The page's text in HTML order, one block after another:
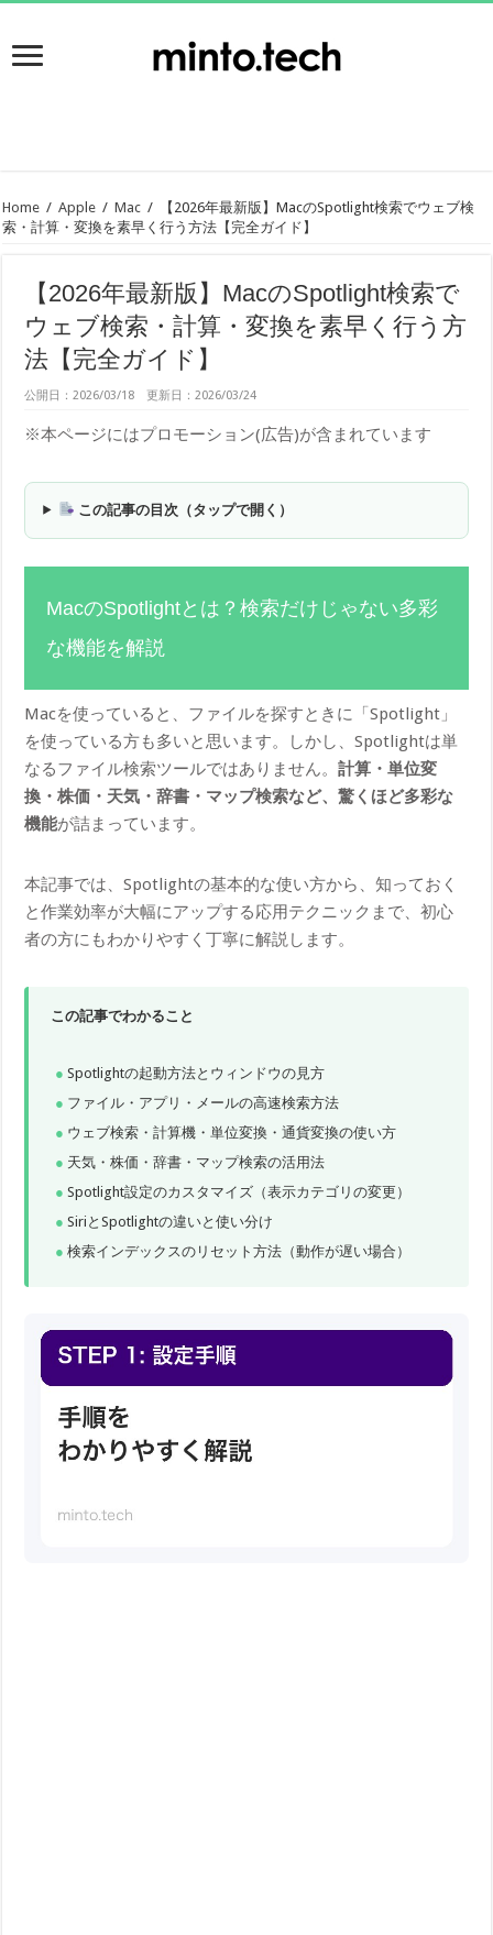
Home / Apple / Mac /
【2026年最新版】MacのSpotlight検索でウェブ検
索・計算・変換を素早く行う方法【完全ガイド】
【2026年最新版】MacのSpotlight検索で
ウェブ検索・計算・変換を素早く行う方
法【完全ガイド】
公開日：2026/03/18 更新日：2026/03/24
※本ページにはプロモーション(広告)が含まれています
この記事の目次（タップで開く）
MacのSpotlightとは？検索だけじゃない多彩
な機能を解説
Macを使っていると、ファイルを探すときに「Spotlight」
を使っている方も多いと思います。しかし、Spotlightは単
なるファイル検索ツールではありません。計算・単位変
換・株価・天気・辞書・マップ検索など、驚くほど多彩な
機能が詰まっています。
本記事では、Spotlightの基本的な使い方から、知っておく
と作業効率が大幅にアップする応用テクニックまで、初心
者の方にもわかりやすく丁寧に解説します。
この記事でわかること
Spotlightの起動方法とウィンドウの見方
ファイル・アプリ・メールの高速検索方法
ウェブ検索・計算機・単位変換・通貨変換の使い方
天気・株価・辞書・マップ検索の活用法
Spotlight設定のカスタマイズ（表示カテゴリの変更）
SiriとSpotlightの違いと使い分け
検索インデックスのリセット方法（動作が遅い場合）